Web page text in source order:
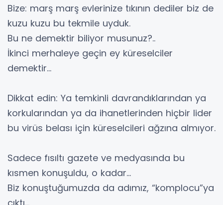
Bize: marş marş evlerinize tıkının dediler biz de
kuzu kuzu bu tekmile uyduk.
Bu ne demektir biliyor musunuz?..
İkinci merhaleye geçin ey küreselciler
demektir…
Dikkat edin: Ya temkinli davrandıklarından ya
korkularından ya da ihanetlerinden hiçbir lider
bu virüs belası için küreselcileri ağzına almıyor.
Sadece fısıltı gazete ve medyasında bu
kısmen konuşuldu, o kadar…
Biz konuştuğumuzda da adımız, “komplocu”ya